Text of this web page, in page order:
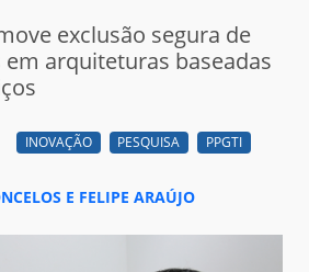
exclusão segura de
em arquiteturas baseadas
INOVAÇÃO PESQUISA PPGTI
E FELIPE ARAÚJO